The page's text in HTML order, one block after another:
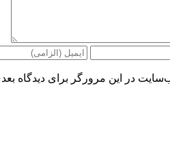
در این مرورگر برای دیدگاه